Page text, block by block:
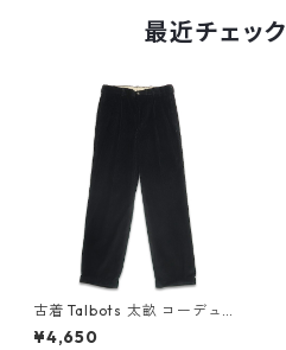
最近チェッ
古着 Talbots 太畝 コーデュロ
イパンツ ツータック ブラック
表記：34W gd407506n w5
¥4,650